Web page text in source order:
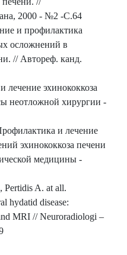
2000 - №2 -С.64
и профилактика
осложнений в
// Автореф. канд.
эхинококкоза
неотложной хирургии -
и лечение
эхинококкоза печени
медицины -
Pertidis A. at all.
hydatid disease:
MRI // Neuroradiologi –